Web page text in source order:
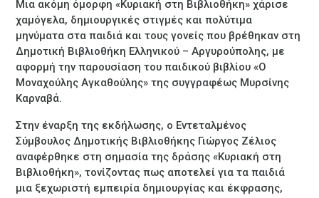
Μια ακόμη όμορφη «Κυριακή στη Βιβλιοθήκη» χάρισε
χαμόγελα, δημιουργικές στιγμές και πολύτιμα
μηνύματα στα παιδιά και τους γονείς που βρέθηκαν στη
Δημοτική Βιβλιοθήκη Ελληνικού – Αργυρούπολης, με
αφορμή την παρουσίαση του παιδικού βιβλίου «Ο
Μοναχούλης Αγκαθούλης» της συγγραφέως Μυρσίνης
Καρναβά.
Στην έναρξη της εκδήλωσης, ο Εντεταλμένος
Σύμβουλος Δημοτικής Βιβλιοθήκης Γιώργος Ζέλιος
αναφέρθηκε στη σημασία της δράσης «Κυριακή στη
Βιβλιοθήκη», τονίζοντας πως αποτελεί για τα παιδιά
μια ξεχωριστή εμπειρία δημιουργίας και έκφρασης,